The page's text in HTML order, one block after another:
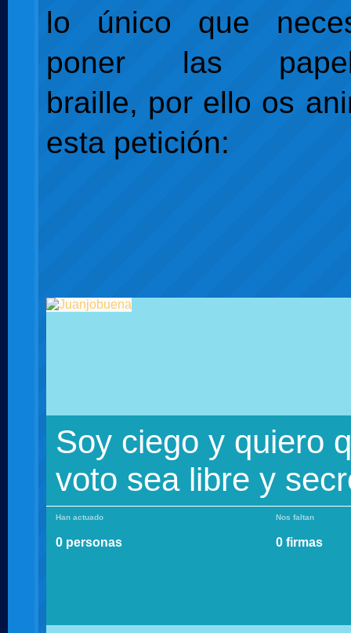
lo único que
poner las
braille, por ello os
esta petición:
Soy ciego y quiero
voto sea libre y
Han actuado
0 personas
Nos faltan
0 firmas